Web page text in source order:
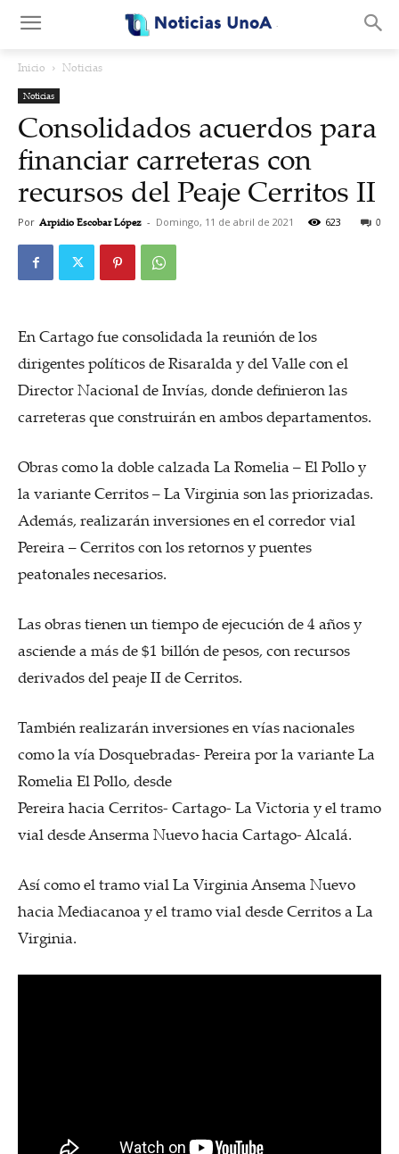
Inicio Noticias
Noticias
Consolidados acuerdos para
financiar carreteras con
recursos del Peaje Cerritos II
Por Arpidio Escobar López - Domingo, 11 de abril de 2021 0
623
En Cartago fue consolidada la reunión de los
dirigentes políticos de Risaralda y del Valle con el
Director Nacional de Invías, donde definieron las
carreteras que construirán en ambos departamentos.
Obras como la doble calzada La Romelia – El Pollo y
la variante Cerritos – La Virginia son las priorizadas.
Además, realizarán inversiones en el corredor vial
Pereira – Cerritos con los retornos y puentes
peatonales necesarios.
Las obras tienen un tiempo de ejecución de 4 años y
asciende a más de $1 billón de pesos, con recursos
derivados del peaje II de Cerritos.
También realizarán inversiones en vías nacionales
como la vía Dosquebradas- Pereira por la variante La
Romelia El Pollo, desde
Pereira hacia Cerritos- Cartago- La Victoria y el tramo
vial desde Anserma Nuevo hacia Cartago- Alcalá.
Así como el tramo vial La Virginia Ansema Nuevo
hacia Mediacanoa y el tramo vial desde Cerritos a La
Virginia.